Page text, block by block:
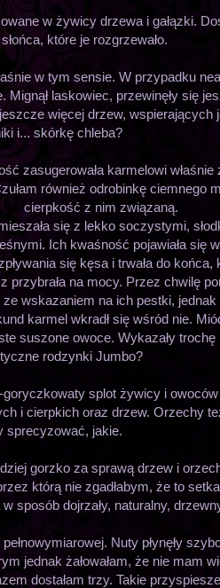
w żywicy drzewa i gałązki.
które je rozgrzewało.
w tym sensie. W przypadku
laskowiec, przewinęły się
jeszcze więcej drzew, wspierających
i... skórkę chleba?
zasugerowała karmelowi
również odrobinkę ciemnego
cierpkość z nim związaną.
się z lekko soczystymi,
Ich kwaśność pojawiała się
się kęsa i trwała do końca,
przybrała na mocy. Przez chwilę
wskazaniem na ich pestki, jednak
karmel wkradł się wśród nie.
suszone owoce. Wykazały
rodzynki Jumbo?
goryczkowaty splot żywicy i
i cierpkich oraz drzew. Orzechy
sprecyzować, jakie.
gorzko za sprawą drzew i
którą nie zgadłabym, że to
sposób dojrzały, naturalny,
Nuty płynęły
jednak żałowałam, że nie mam
dostałam trzy. Takie